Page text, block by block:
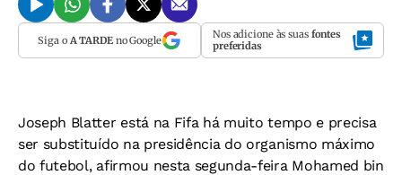
Siga o A TARDEno Google Nos adicione às suas fontes
preferidas
Joseph Blatter está na Fifa há muito tempo e precisa
ser substituído na presidência do organismo máximo
do futebol, afirmou nesta segunda-feira Mohamed bin